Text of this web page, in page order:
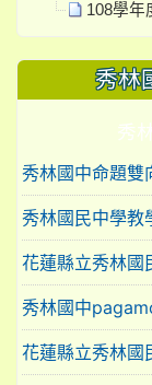
108學年
秀林
秀
秀林國中命題雙
秀林國民中學教
花蓮縣立秀林國
秀林國中
花蓮縣立秀林國